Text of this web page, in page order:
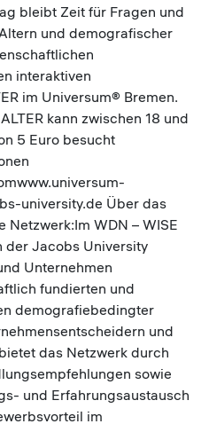
bleibt Zeit für Fragen und
und demografischer
interaktiven
im Universum® Bremen.
kann zwischen 18 und
5 Euro besucht
university.de Über das
Netzwerk:Im WDN – WISE
der Jacobs University
Unternehmen
fundierten und
demografiebedingter
und
das Netzwerk durch
sowie
und Erfahrungsaustausch
im